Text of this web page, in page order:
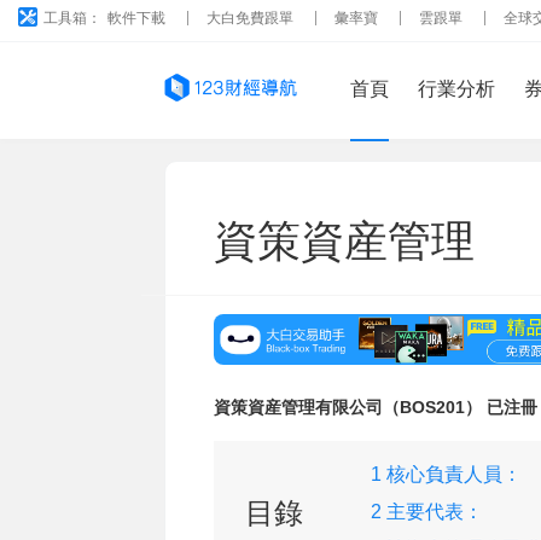
工具箱： 軟件下載 大白免費跟單 彙率寶 雲跟單 全球
首頁 行業分析
資策資産管理
資策資産管理有限公司（BOS201） 已注冊
目錄
1 核心負責人員：
2 主要代表：